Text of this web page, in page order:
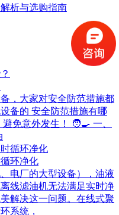
析与选购指南
，大家对安全防范措施都
备的 安全防范措施有哪
免意外发生！ 🧑‍🍳 一、
环净化
电厂的大型设备），油液
线滤油机无法满足实时净
解决这一问题。在线式聚
系统，